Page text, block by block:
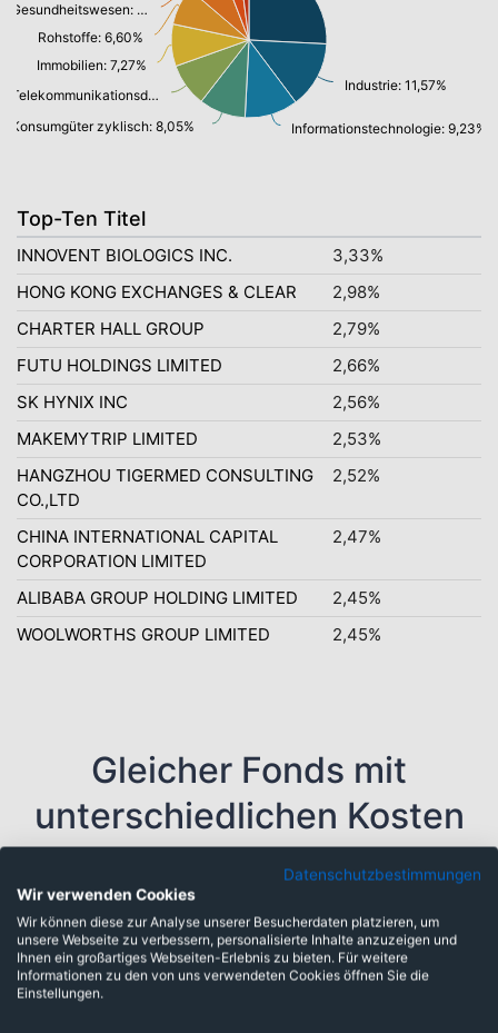
Industrie: 11,57%
Informationstechnologie: 9,23%
Konsumgüter zyklisch: 8,05%
Telekommunikationsdienste, Breitband Internet: 7,50%
Immobilien: 7,27%
Rohstoffe: 6,60%
Gesundheitswesen: 6,55%
Top-Ten Titel
INNOVENT BIOLOGICS INC.
3,33%
HONG KONG EXCHANGES & CLEAR
2,98%
CHARTER HALL GROUP
2,79%
FUTU HOLDINGS LIMITED
2,66%
SK HYNIX INC
2,56%
MAKEMYTRIP LIMITED
2,53%
HANGZHOU TIGERMED CONSULTING
CO.,LTD
2,52%
CHINA INTERNATIONAL CAPITAL
CORPORATION LIMITED
2,47%
ALIBABA GROUP HOLDING LIMITED
2,45%
WOOLWORTHS GROUP LIMITED
2,45%
Gleicher Fonds mit
unterschiedlichen Kosten
10 Tranchen
Man Asia Pacific (ex-Japan) Equity
Alternative DNRY H EUR
ISIN IE000A31SH78
3,88%
Datenschutzbestimmungen
Wir verwenden Cookies
Wir können diese zur Analyse unserer Besucherdaten platzieren, um
unsere Webseite zu verbessern, personalisierte Inhalte anzuzeigen und
Ihnen ein großartiges Webseiten-Erlebnis zu bieten. Für weitere
Informationen zu den von uns verwendeten Cookies öffnen Sie die
Einstellungen.